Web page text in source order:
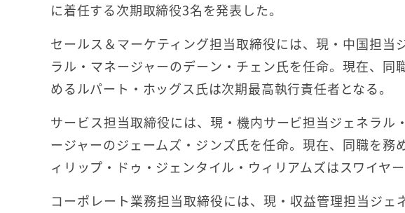
に着任する次期取締役3名を発表した。
セールス＆マーケティング担当取締役には、現・中国担当
ラル・マネージャーのデーン・チェン氏を任命。現在、同
めるルパート・ホッグス氏は次期最高執行責任者となる。
サービス担当取締役には、現・機内サービ担当ジェネラル
ージャーのジェームズ・ジンズ氏を任命。現在、同職を務
ィリップ・ドゥ・ジェンタイル・ウィリアムズはスワイヤ
コーポレート業務担当取締役には、現・収益管理担当ジェ